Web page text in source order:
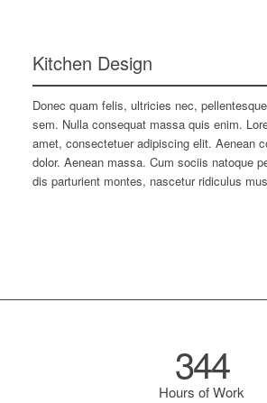
Kitchen Design
Donec quam felis, ultricies nec,
sem. Nulla consequat massa quis enim.
amet, consectetuer adipiscing elit. Aenean
dolor. Aenean massa. Cum sociis natoque
dis parturient montes, nascetur ridiculus
344
Hours of Work